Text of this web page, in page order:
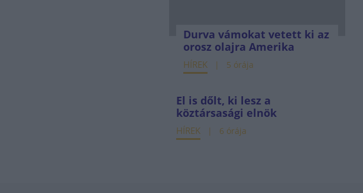
Durva vámokat vetett ki az
orosz olajra Amerika
HÍREK 5 órája
El is dőlt, ki lesz a
köztársasági elnök
HÍREK 6 órája